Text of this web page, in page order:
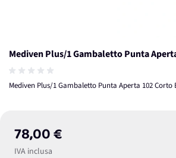
Mediven Plus/1 Gambaletto Punta
Mediven Plus/1 Gambaletto Punta Aperta 102 Corto
78,00 €
IVA inclusa